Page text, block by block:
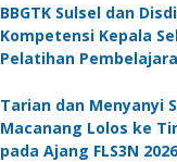
BBGTK Sulsel dan
Kompetensi Kepala
Pelatihan
Tarian dan Menyanyi
Macanang Lolos ke
pada Ajang FLS3N 2026